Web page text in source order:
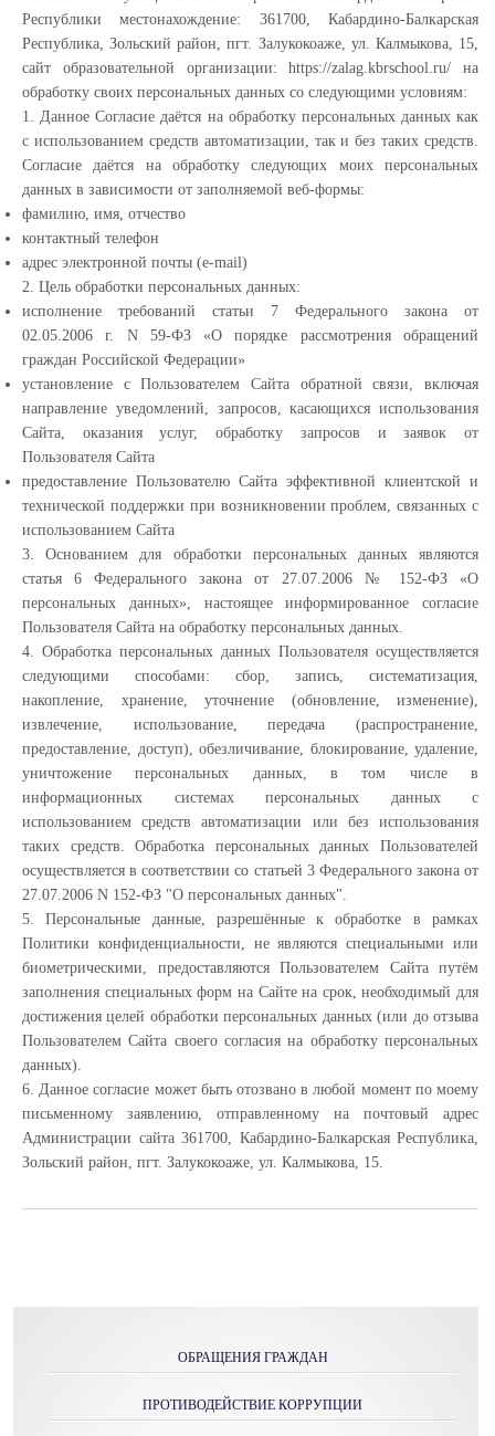
Республики местонахождение: 361700, Кабардино-Балкарская
Республика, Зольский район, пгт. Залукокоаже, ул. Калмыкова, 15,
сайт образовательной организации: https://zalag.kbrschool.ru/ на
обработку своих персональных данных со следующими условиям:
1. Данное Согласие даётся на обработку персональных данных как
с использованием средств автоматизации, так и без таких средств.
Согласие даётся на обработку следующих моих персональных
данных в зависимости от заполняемой веб-формы:
фамилию, имя, отчество
контактный телефон
адрес электронной почты (e-mail)
2. Цель обработки персональных данных:
исполнение требований статьи 7 Федерального закона от
02.05.2006 г. N 59-ФЗ «О порядке рассмотрения обращений
граждан Российской Федерации»
установление с Пользователем Сайта обратной связи, включая
направление уведомлений, запросов, касающихся использования
Сайта, оказания услуг, обработку запросов и заявок от
Пользователя Сайта
предоставление Пользователю Сайта эффективной клиентской и
технической поддержки при возникновении проблем, связанных с
использованием Сайта
3. Основанием для обработки персональных данных являются
статья 6 Федерального закона от 27.07.2006 № 152-ФЗ «О
персональных данных», настоящее информированное согласие
Пользователя Сайта на обработку персональных данных.
4. Обработка персональных данных Пользователя осуществляется
следующими способами: сбор, запись, систематизация,
накопление, хранение, уточнение (обновление, изменение),
извлечение, использование, передача (распространение,
предоставление, доступ), обезличивание, блокирование, удаление,
уничтожение персональных данных, в том числе в
информационных системах персональных данных с
использованием средств автоматизации или без использования
таких средств. Обработка персональных данных Пользователей
осуществляется в соответствии со статьей 3 Федерального закона от
27.07.2006 N 152-ФЗ "О персональных данных".
5. Персональные данные, разрешённые к обработке в рамках
Политики конфиденциальности, не являются специальными или
биометрическими, предоставляются Пользователем Сайта путём
заполнения специальных форм на Сайте на срок, необходимый для
достижения целей обработки персональных данных (или до отзыва
Пользователем Сайта своего согласия на обработку персональных
данных).
6. Данное согласие может быть отозвано в любой момент по моему
письменному заявлению, отправленному на почтовый адрес
Администрации сайта 361700, Кабардино-Балкарская Республика,
Зольский район, пгт. Залукокоаже, ул. Калмыкова, 15.
ОБРАЩЕНИЯ ГРАЖДАН
ПРОТИВОДЕЙСТВИЕ КОРРУПЦИИ